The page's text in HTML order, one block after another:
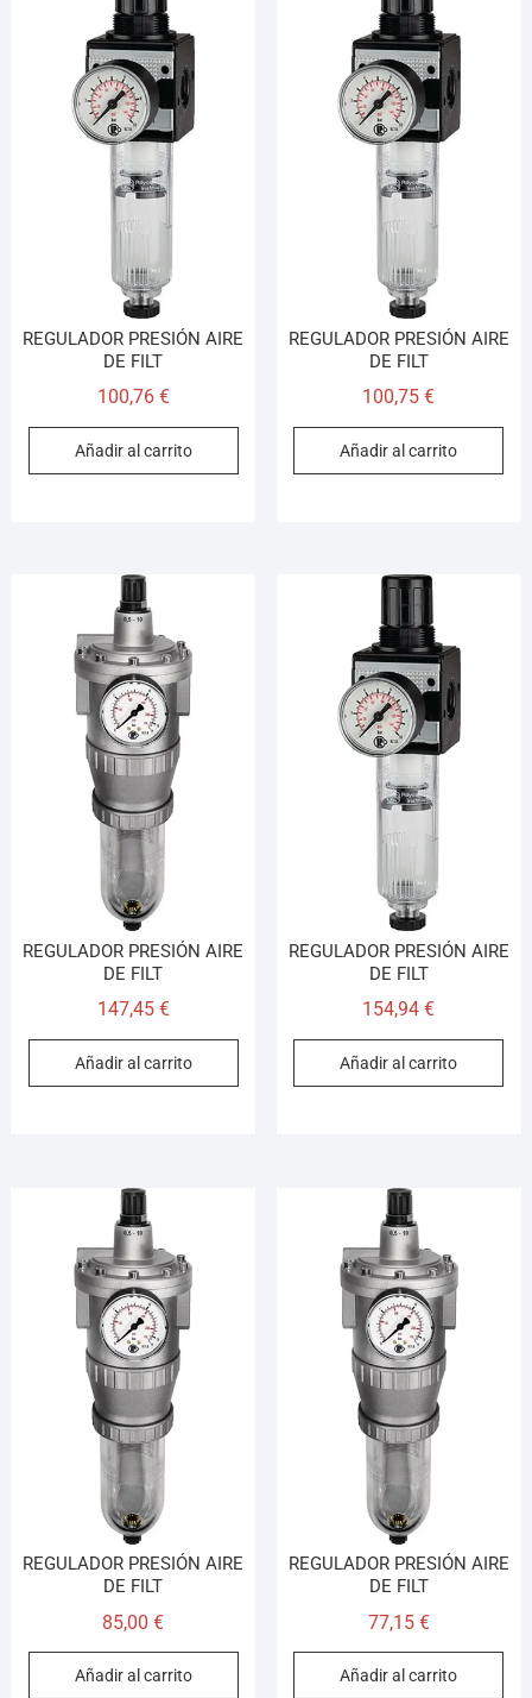
REGULADOR PRESIÓN AIRE
DE FILT
100,76 €
Añadir al carrito
REGULADOR PRESIÓN AIRE
DE FILT
100,75€
Añadir al carrito
REGULADOR PRESIÓN AIRE
DE FILT
147,45 €
Añadir al carrito
REGULADOR PRESIÓN AIRE
DE FILT
154,94€
Añadir al carrito
REGULADOR PRESIÓN AIRE
DE FILT
85,00€
Añadir al carrito
REGULADOR PRESIÓN AIRE
DE FILT
77,15 €
Añadir al carrito